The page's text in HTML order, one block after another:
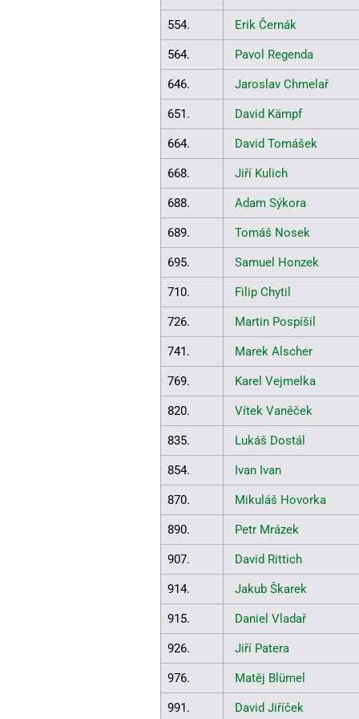
554. Erik Černák
564. Pavol Regenda
646. Jaroslav Chmelař
651. David Kämpf
664. David Tomášek
668. Jiří Kulich
688. Adam Sýkora
689. Tomáš Nosek
695. Samuel Honzek
710. Filip Chytil
726. Martin Pospíšil
741. Marek Alscher
769. Karel Vejmelka
820. Vítek Vaněček
835. Lukáš Dostál
854. Ivan Ivan
870. Mikuláš Hovorka
890. Petr Mrázek
907. David Rittich
914. Jakub Škarek
915. Daniel Vladař
926. Jiří Patera
976. Matěj Blümel
991. David Jiříček